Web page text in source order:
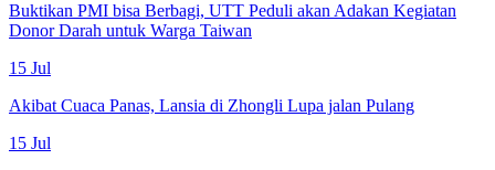
Buktikan PMI bisa Berbagi, UTT Peduli akan Adakan Kegiatan
Donor Darah untuk Warga Taiwan
15 Jul
Akibat Cuaca Panas, Lansia di Zhongli Lupa jalan Pulang
15 Jul